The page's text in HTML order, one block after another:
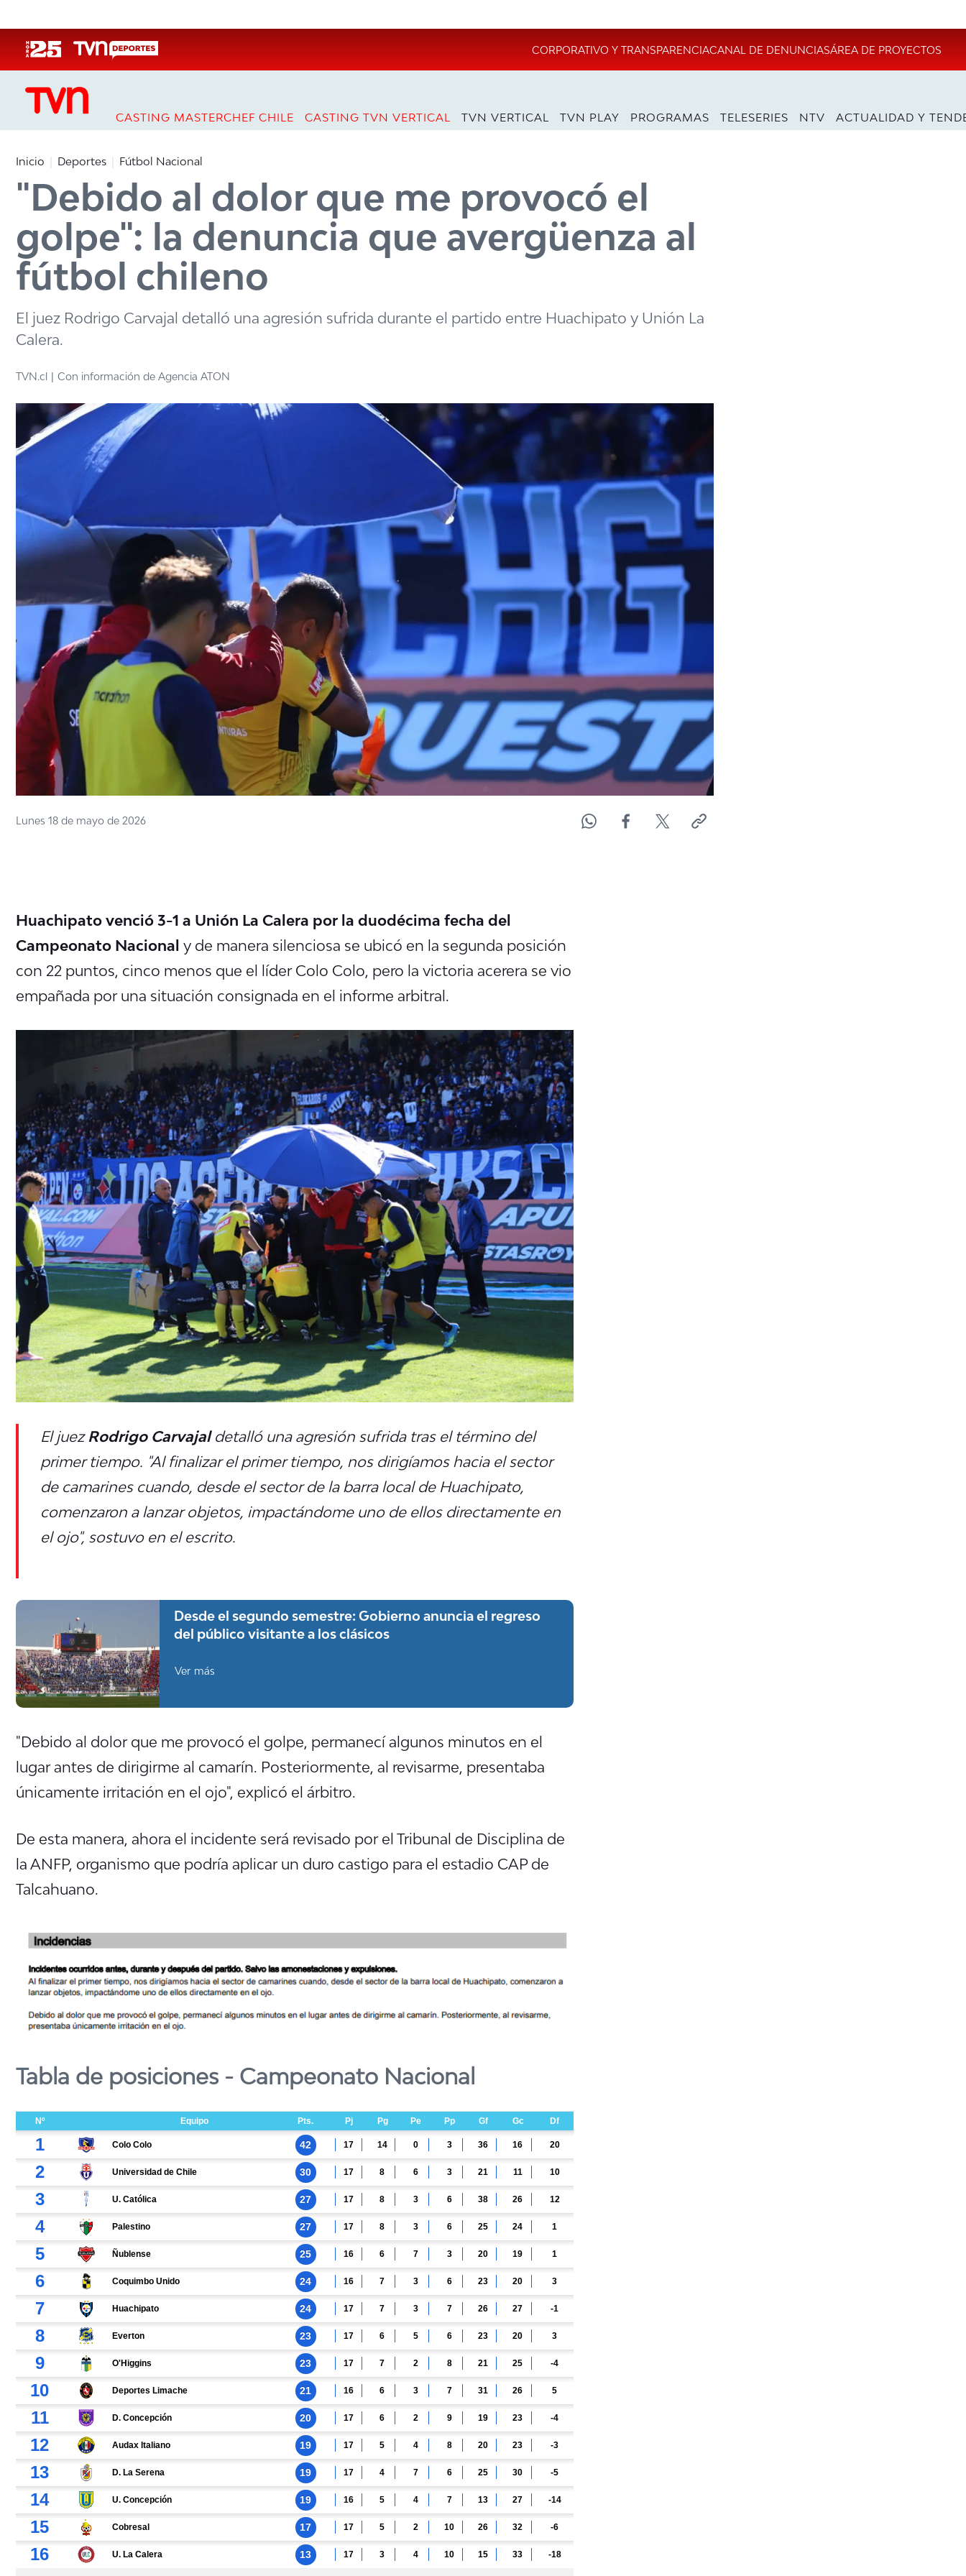
CORPORATIVO Y TRANSPARENCIACANAL DE DENUNCIASÁREA DE PROYECTOS
CASTING MASTERCHEF CHILE CASTING TVN VERTICAL TVN VERTICAL TVN PLAY PROGRAMAS TELESERIES NTV ACTUALIDAD Y
Inicio Deportes Fútbol Nacional
"Debido al dolor que me provocó el
golpe": la denuncia que avergüenza al
fútbol chileno
El juez Rodrigo Carvajal detalló una agresión sufrida durante el partido entre Huachipato y Unión La
Calera.
TVN.cl Con información de Agencia ATON
Lunes 18 de mayo de 2026
Huachipato venció 3-1 a Unión La Calera por la duodécima fecha del
Campeonato Nacional y de manera silenciosa se ubicó en la segunda posición
con 22 puntos, cinco menos que el líder Colo Colo, pero la victoria acerera se vio
empañada por una situación consignada en el informe arbitral.
El juez Rodrigo Carvajaldetalló una agresión sufrida tras el término del
primer tiempo. "Al finalizar el primer tiempo, nos dirigíamos hacia el sector
de camarines cuando, desde el sector de la barra local de Huachipato,
comenzaron a lanzar objetos, impactándome uno de ellos directamente en
el ojo", sostuvo en el escrito.
Desde el segundo semestre: Gobierno anuncia el regreso
del público visitante a los clásicos
Ver más
"Debido al dolor que me provocó el golpe, permanecí algunos minutos en el
lugar antes de dirigirme al camarín. Posteriormente, al revisarme, presentaba
únicamente irritación en el ojo", explicó el árbitro.
De esta manera, ahora el incidente será revisado por el Tribunal de Disciplina de
la ANFP, organismo que podría aplicar un duro castigo para el estadio CAP de
Talcahuano.
Tabla de posiciones - Campeonato Nacional